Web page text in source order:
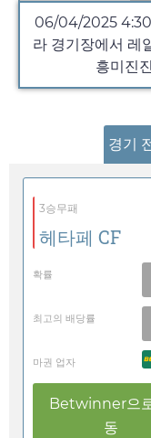
06/04/2025
라 경기장에서 레
흥미진
경기
3승무패
헤타페 CF
확률
최고의 배당률
마권 업자
Betwinner으
동